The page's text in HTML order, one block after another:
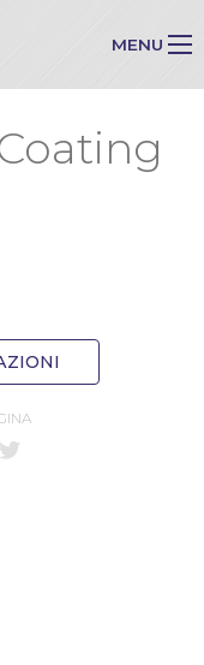
MENU